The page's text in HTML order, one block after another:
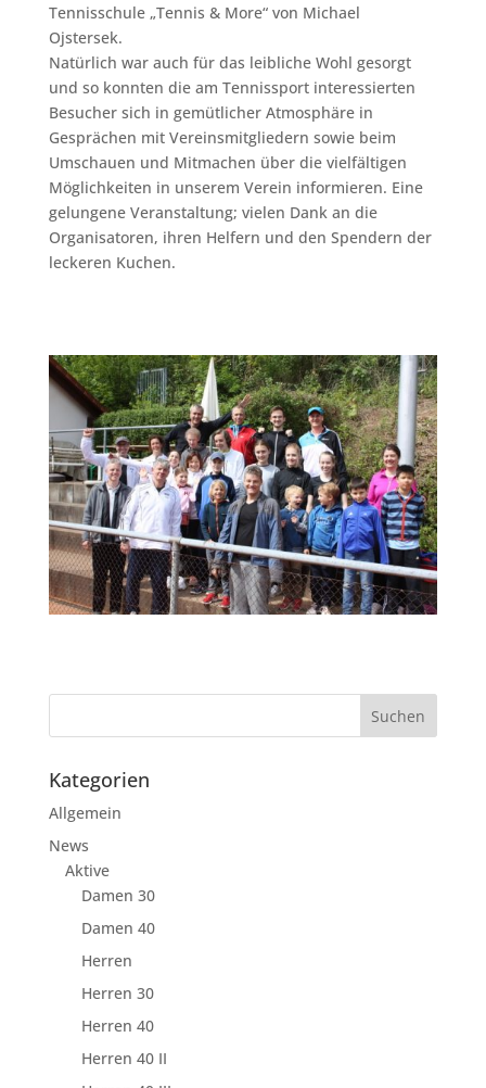
Tennisschule „Tennis & More“ von Michael
Ojstersek.
Natürlich war auch für das leibliche Wohl gesorgt
und so konnten die am Tennissport interessierten
Besucher sich in gemütlicher Atmosphäre in
Gesprächen mit Vereinsmitgliedern sowie beim
Umschauen und Mitmachen über die vielfältigen
Möglichkeiten in unserem Verein informieren. Eine
gelungene Veranstaltung; vielen Dank an die
Organisatoren, ihren Helfern und den Spendern der
leckeren Kuchen.
Kategorien
Allgemein
News
Aktive
Damen 30
Damen 40
Herren
Herren 30
Herren 40
Herren 40 II